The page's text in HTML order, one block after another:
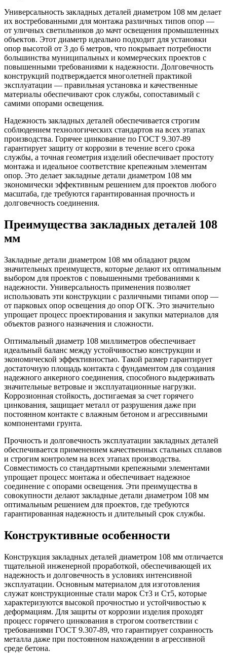
Универсальность закладных деталей диаметром 108 мм делает
их востребованными для монтажа различных типов опор —
от уличных светильников до мачт освещения промышленных
объектов. Этот диаметр идеально подходит для установки
опор высотой от 3 до 6 метров, что покрывает потребности
большинства муниципальных и коммерческих проектов с
повышенными требованиями к надежности. Долговечность
конструкций подтверждается многолетней практикой
эксплуатации — правильная установка и качественные
материалы обеспечивают срок службы, сопоставимый с
самими опорами освещения.
Надежность закладных деталей обеспечивается строгим
соблюдением технологических стандартов на всех этапах
производства. Горячее цинкование по ГОСТ 9.307-89
гарантирует защиту от коррозии в течение всего срока
службы, а точная геометрия изделий обеспечивает простоту
монтажа и идеальное соответствие крепежным элементам
опор. Это делает закладные детали диаметром 108 мм
экономически эффективным решением для проектов любого
масштаба, где требуются гарантированная прочность и
долговечность соединения.
Преимущества закладных деталей 108
мм
Закладные детали диаметром 108 мм обладают рядом
значительных преимуществ, которые делают их оптимальным
выбором для проектов с повышенными требованиями к
надежности. Универсальность применения позволяет
использовать эти конструкции с различными типами опор —
от парковых опор освещения до опор ОГК. Это значительно
упрощает процесс проектирования и закупки материалов для
объектов разного назначения и сложности.
Оптимальный диаметр 108 миллиметров обеспечивает
идеальный баланс между устойчивостью конструкции и
экономической эффективностью. Такой размер гарантирует
достаточную площадь контакта с фундаментом для создания
надежного анкерного соединения, способного выдерживать
значительные ветровые и эксплуатационные нагрузки.
Коррозионная стойкость, достигаемая за счет горячего
цинкования, защищает металл от разрушения даже при
постоянном контакте с влажным бетоном и агрессивными
компонентами грунта.
Прочность и долговечность эксплуатации закладных деталей
обеспечивается применением качественных стальных сплавов
и строгим контролем на всех этапах производства.
Совместимость со стандартными крепежными элементами
упрощает процесс монтажа и обеспечивает надежное
соединение с опорами освещения. Эти преимущества в
совокупности делают закладные детали диаметром 108 мм
оптимальным решением для проектов, где требуются
гарантированная надежность и длительный срок службы.
Конструктивные особенности
Конструкция закладных деталей диаметром 108 мм отличается
тщательной инженерной проработкой, обеспечивающей их
надежность и долговечность в условиях интенсивной
эксплуатации. Основным материалом для изготовления
служат конструкционные стали марок Ст3 и Ст5, которые
характеризуются высокой прочностью и устойчивостью к
деформациям. Для защиты от коррозии изделия проходят
процесс горячего цинкования в строгом соответствии с
требованиями ГОСТ 9.307-89, что гарантирует сохранность
металла даже при постоянном нахождении в агрессивной
среде бетона.